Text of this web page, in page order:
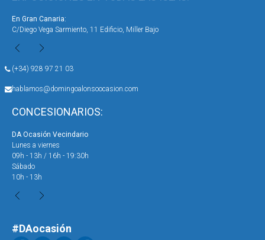
En Gran Canaria:
C/Diego Vega Sarmiento, 11 Edificio, Miller Bajo
(+34) 928 97 21 03
hablamos@domingoalonsoocasion.com
CONCESIONARIOS:
DA Ocasión Vecindario
Lunes a viernes
09h - 13h / 16h - 19:30h
Sábado
10h - 13h
#DAocasión